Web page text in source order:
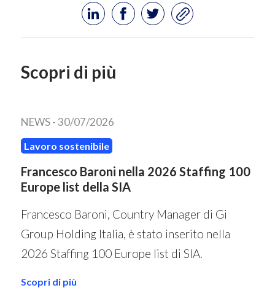
Scopri di più
NEWS -30/07/2026
Lavoro sostenibile
Francesco Baroni nella 2026 Staffing 100
Europe list della SIA
Francesco Baroni, Country Manager di Gi
Group Holding Italia, è stato inserito nella
2026 Staffing 100 Europe list di SIA.
Scopri di più